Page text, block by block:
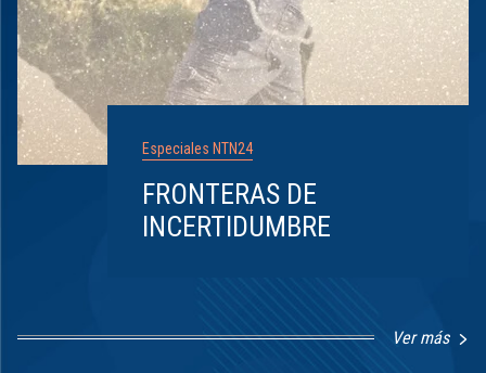
Especiales NTN24
FRONTERAS DE
INCERTIDUMBRE
Ver más